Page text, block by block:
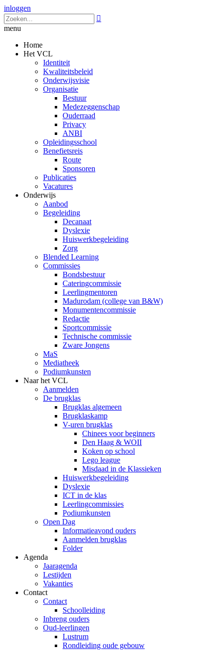
inloggen

menu
Home
Het VCL
Identiteit
Kwaliteitsbeleid
Onderwijsvisie
Organisatie
Bestuur
Medezeggenschap
Ouderraad
Privacy
ANBI
Opleidingsschool
Benefietsreis
Route
Sponsoren
Publicaties
Vacatures
Onderwijs
Aanbod
Begeleiding
Decanaat
Dyslexie
Huiswerkbegeleiding
Zorg
Blended Learning
Commissies
Bondsbestuur
Cateringcommissie
Leerlingmentoren
Madurodam (college van B&W)
Monumentencommissie
Redactie
Sportcommissie
Technische commissie
Zware Jongens
MaS
Mediatheek
Podiumkunsten
Naar het VCL
Aanmelden
De brugklas
Brugklas algemeen
Brugklaskamp
V-uren brugklas
Chinees voor beginners
Den Haag & WOII
Koken op school
Lego league
Misdaad in de Klassieken
Huiswerkbegeleiding
Dyslexie
ICT in de klas
Leerlingcommissies
Podiumkunsten
Open Dag
Informatieavond ouders
Aanmelden brugklas
Folder
Agenda
Jaaragenda
Lestijden
Vakanties
Contact
Contact
Schoolleiding
Inbreng ouders
Oud-leerlingen
Lustrum
Rondleiding oude gebouw